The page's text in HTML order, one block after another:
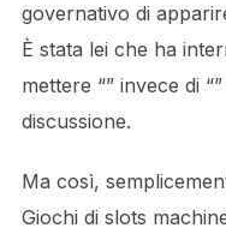
governativo di
È stata lei che ha
mettere “” invece di
discussione.
Ma così,
Giochi di slots